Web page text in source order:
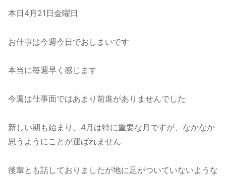
本日4月21日金曜日
お仕事は今週今日でおしまいです
本当に毎週早く感じます
今週は仕事面ではあまり前進がありませんでした
新しい期も始まり、4月は特に重要な月ですが、なかなか
思うようにことが運ばれません
後輩とも話しておりましたが地に足がついていないような